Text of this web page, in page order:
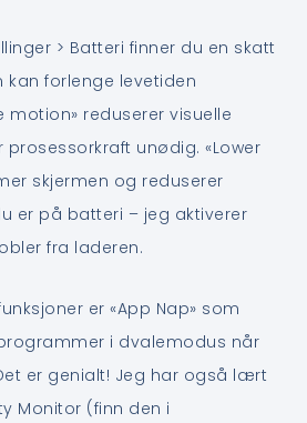
> Batteri finner du en skatt
kan forlenge levetiden
motion» reduserer visuelle
prosessorkraft unødig. «Lower
skjermen og reduserer
er på batteri – jeg aktiverer
fra laderen.
er «App Nap» som
i dvalemodus når
er genialt! Jeg har også lært
Monitor (finn den i